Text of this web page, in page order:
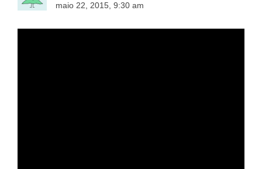
maio 22, 2015, 9:30 am